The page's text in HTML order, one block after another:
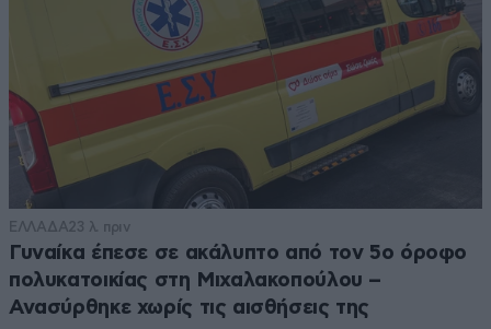
ΕΛΛΑΔΑ23 λ. πριν
Γυναίκα έπεσε σε ακάλυπτο από τον 5ο όροφο
πολυκατοικίας στη Μιχαλακοπούλου –
Ανασύρθηκε χωρίς τις αισθήσεις της